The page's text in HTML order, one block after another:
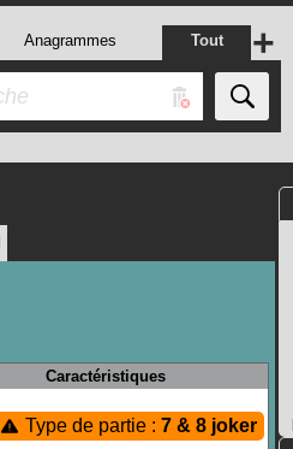
Anagrammes Tout +
Caractéristiques
Type de partie : 7 & 8 joker